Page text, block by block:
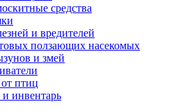
средства
и вредителей
ползающих насекомых
и змей
птиц
инвентарь